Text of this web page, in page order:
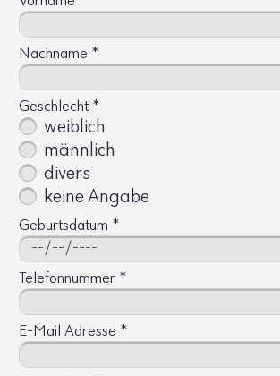
Nachname *
Geschlecht *
weiblich
männlich
divers
keine Angabe
Geburtsdatum *
Telefonnummer *
E-Mail Adresse *